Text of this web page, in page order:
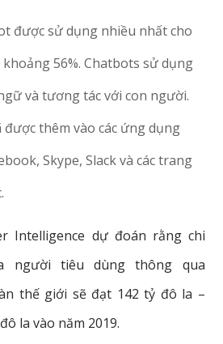
được sử dụng nhiều nhất cho
56%. Chatbots sử dụng
và tương tác với con người.
thêm vào các ứng dụng
Skype, Slack và các trang
Intelligence dự đoán rằng chi
người tiêu dùng thông qua
thế giới sẽ đạt 142 tỷ đô la –
la vào năm 2019.